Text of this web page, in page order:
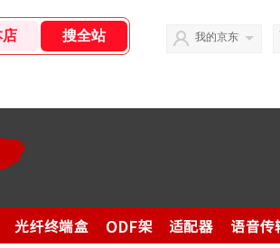
我的京东